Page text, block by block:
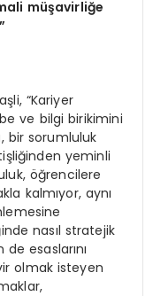
müşavirliğe
“Kariyer
ve bilgi birikimini
bir sorumluluk
yeminli
öğrencilere
kalmıyor, aynı
nasıl stratejik
esaslarını
olmak isteyen